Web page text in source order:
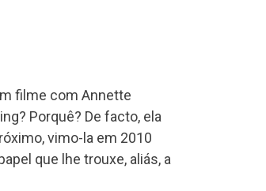
filme com Annette
Porquê? De facto, ela
vimo-la em 2010
que lhe trouxe, aliás, a